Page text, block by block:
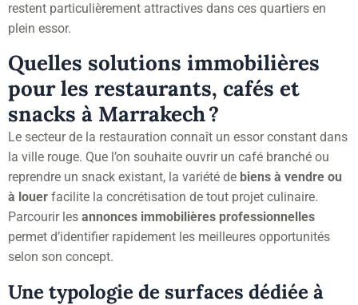
restent particulièrement attractives dans ces quartiers en
plein essor.
Quelles solutions immobilières
pour les restaurants, cafés et
snacks à Marrakech ?
Le secteur de la restauration connaît un essor constant dans
la ville rouge. Que l’on souhaite ouvrir un café branché ou
reprendre un snack existant, la variété de biens à vendre ou
à louer facilite la concrétisation de tout projet culinaire.
Parcourir les annonces immobilières professionnelles
permet d’identifier rapidement les meilleures opportunités
selon son concept.
Une typologie de surfaces dédiée à